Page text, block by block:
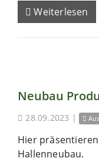
Weiterlesen
Neubau
28.09.2023 |
Hier
Hallenneubau.